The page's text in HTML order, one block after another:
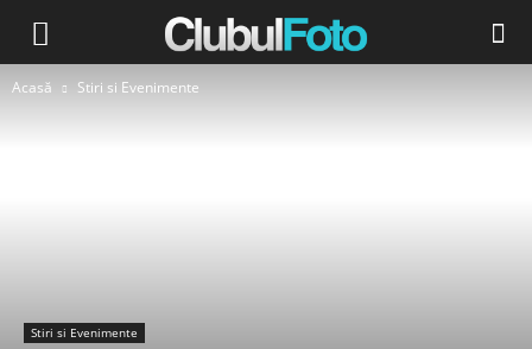
Acasă Stiri si Evenimente
Stiri si Evenimente